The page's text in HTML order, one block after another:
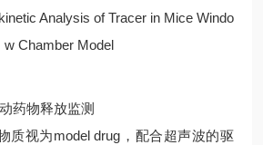
Analysis of Tracer in Mice Windo
w Chamber Model
物释放监测
为model drug，配合超声波的驱